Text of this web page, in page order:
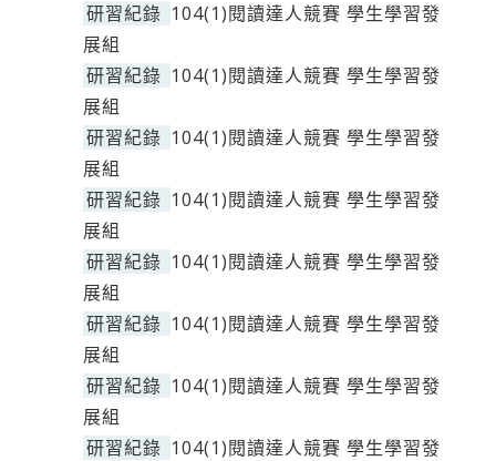
研習紀錄 104(1)閱讀達人競賽 學生學習發
展組
研習紀錄 104(1)閱讀達人競賽 學生學習發
展組
研習紀錄 104(1)閱讀達人競賽 學生學習發
展組
研習紀錄 104(1)閱讀達人競賽 學生學習發
展組
研習紀錄 104(1)閱讀達人競賽 學生學習發
展組
研習紀錄 104(1)閱讀達人競賽 學生學習發
展組
研習紀錄 104(1)閱讀達人競賽 學生學習發
展組
研習紀錄 104(1)閱讀達人競賽 學生學習發